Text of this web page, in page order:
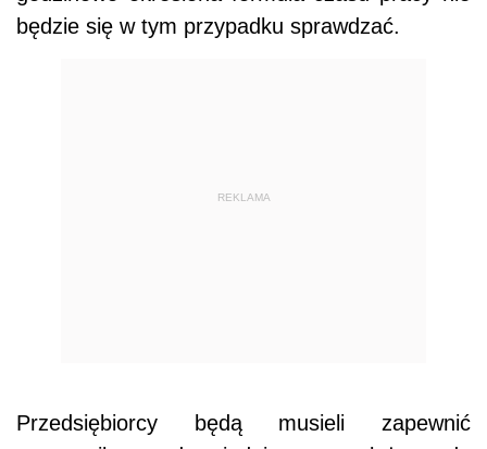
będzie się w tym przypadku sprawdzać.
REKLAMA
Przedsiębiorcy będą musieli zapewnić